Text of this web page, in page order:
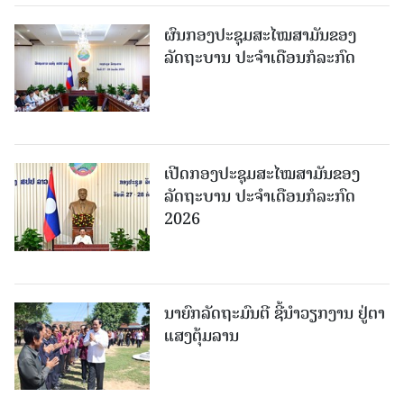
ຜົນກອງປະຊຸມສະໄໝສາມັນຂອງ
ລັດຖະບານ ປະຈຳເດືອນກໍລະກົດ
ເປີດກອງປະຊຸມສະໄໝສາມັນຂອງ
ລັດຖະບານ ປະຈໍາເດືອນກໍລະກົດ
2026
ນາຍົກລັດຖະມົນຕີ ຊີ້ນຳວຽກງານ ຢູ່ຕາ
ແສງຕຸ້ມລານ